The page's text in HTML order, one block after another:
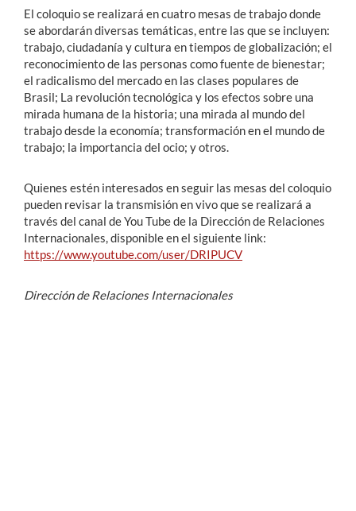
El coloquio se realizará en cuatro mesas de trabajo donde
se abordarán diversas temáticas, entre las que se incluyen:
trabajo, ciudadanía y cultura en tiempos de globalización; el
reconocimiento de las personas como fuente de bienestar;
el radicalismo del mercado en las clases populares de
Brasil; La revolución tecnológica y los efectos sobre una
mirada humana de la historia; una mirada al mundo del
trabajo desde la economía; transformación en el mundo de
trabajo; la importancia del ocio; y otros.
Quienes estén interesados en seguir las mesas del coloquio
pueden revisar la transmisión en vivo que se realizará a
través del canal de You Tube de la Dirección de Relaciones
Internacionales, disponible en el siguiente link:
https://www.youtube.com/user/DRIPUCV
Dirección de Relaciones Internacionales